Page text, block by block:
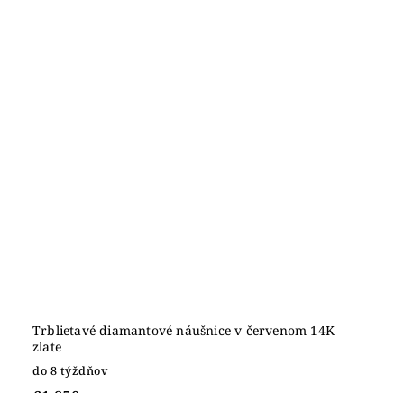
Trblietavé diamantové náušnice v červenom 14K
zlate
do 8 týždňov